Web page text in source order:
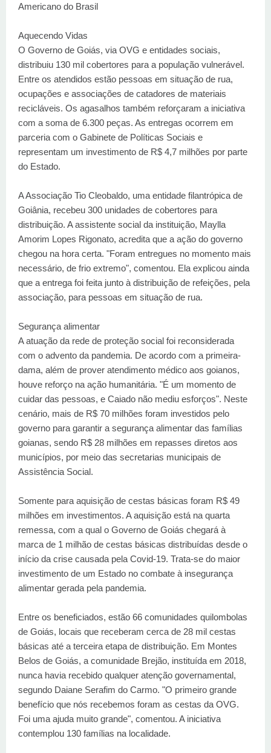
Americano do Brasil
Aquecendo Vidas
O Governo de Goiás, via OVG e entidades sociais,
distribuiu 130 mil cobertores para a população vulnerável.
Entre os atendidos estão pessoas em situação de rua,
ocupações e associações de catadores de materiais
recicláveis. Os agasalhos também reforçaram a iniciativa
com a soma de 6.300 peças. As entregas ocorrem em
parceria com o Gabinete de Políticas Sociais e
representam um investimento de R$ 4,7 milhões por parte
do Estado.
A Associação Tio Cleobaldo, uma entidade filantrópica de
Goiânia, recebeu 300 unidades de cobertores para
distribuição. A assistente social da instituição, Maylla
Amorim Lopes Rigonato, acredita que a ação do governo
chegou na hora certa. "Foram entregues no momento mais
necessário, de frio extremo", comentou. Ela explicou ainda
que a entrega foi feita junto à distribuição de refeições, pela
associação, para pessoas em situação de rua.
Segurança alimentar
A atuação da rede de proteção social foi reconsiderada
com o advento da pandemia. De acordo com a primeira-
dama, além de prover atendimento médico aos goianos,
houve reforço na ação humanitária. "É um momento de
cuidar das pessoas, e Caiado não mediu esforços". Neste
cenário, mais de R$ 70 milhões foram investidos pelo
governo para garantir a segurança alimentar das famílias
goianas, sendo R$ 28 milhões em repasses diretos aos
municípios, por meio das secretarias municipais de
Assistência Social.
Somente para aquisição de cestas básicas foram R$ 49
milhões em investimentos. A aquisição está na quarta
remessa, com a qual o Governo de Goiás chegará à
marca de 1 milhão de cestas básicas distribuídas desde o
início da crise causada pela Covid-19. Trata-se do maior
investimento de um Estado no combate à insegurança
alimentar gerada pela pandemia.
Entre os beneficiados, estão 66 comunidades quilombolas
de Goiás, locais que receberam cerca de 28 mil cestas
básicas até a terceira etapa de distribuição. Em Montes
Belos de Goiás, a comunidade Brejão, instituída em 2018,
nunca havia recebido qualquer atenção governamental,
segundo Daiane Serafim do Carmo. "O primeiro grande
benefício que nós recebemos foram as cestas da OVG.
Foi uma ajuda muito grande", comentou. A iniciativa
contemplou 130 famílias na localidade.